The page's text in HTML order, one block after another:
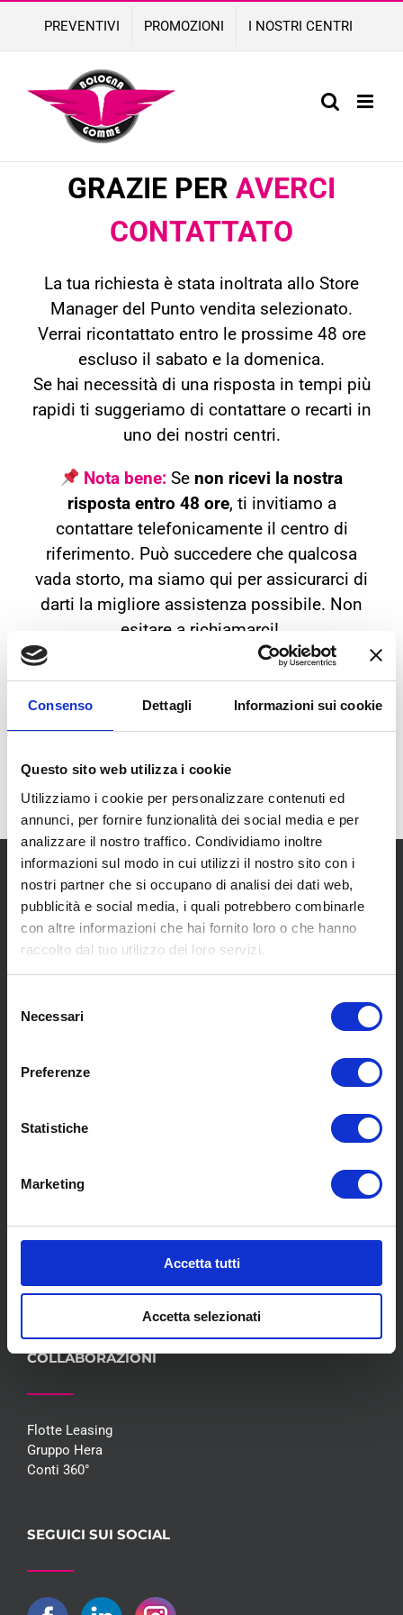
Consenso Dettagli Informazioni sui cookie
Questo sito web utilizza i cookie
Utilizziamo i cookie per personalizzare contenuti ed
annunci, per fornire funzionalità dei social media e per
analizzare il nostro traffico. Condividiamo inoltre
informazioni sul modo in cui utilizzi il nostro sito con i
nostri partner che si occupano di analisi dei dati web,
pubblicità e social media, i quali potrebbero combinarle
con altre informazioni che hai fornito loro o che hanno
raccolto dal tuo utilizzo dei loro servizi.
delNecessari
Preferenze
Statistiche
Marketing
Accetta tutti
Accetta selezionati
content
PREVENTIVI PROMOZIONI I NOSTRI CENTRI
GRAZIE PER AVERCI
CONTATTATO
La tua richiesta è stata inoltrata allo Store
Manager del Punto vendita selezionato.
Verrai ricontattato entro le prossime 48 ore
escluso il sabato e la domenica.
Se hai necessità di una risposta in tempi più
rapidi ti suggeriamo di contattare o recarti in
uno dei nostri centri.
Nota bene:Se non ricevi la nostra
risposta entro 48 ore, ti invitiamo a
contattare telefonicamente il centro di
riferimento. Può succedere che qualcosa
vada storto, ma siamo qui per assicurarci di
darti la migliore assistenza possibile. Non
esitare a richiamarci!
I NOSTRI CENTRI
SCOPRI I NOSTRI CENTRI
Pneumatici
Servizi
Blog
Contatti
COLLABORAZIONI
Flotte Leasing
Gruppo Hera
Conti 360°
SEGUICI SUI SOCIAL